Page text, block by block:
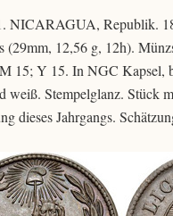
NICARAGUA, Republik.
(29mm, 12,56 g, 12h).
15; Y 15. In NGC Kapsel,
weiß. Stempelglanz. Stück
dieses Jahrgangs.